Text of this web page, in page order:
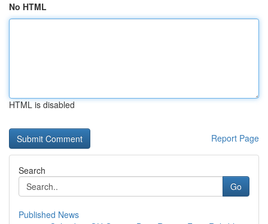
No HTML
HTML is disabled
Report Page
Search
Go
Published News